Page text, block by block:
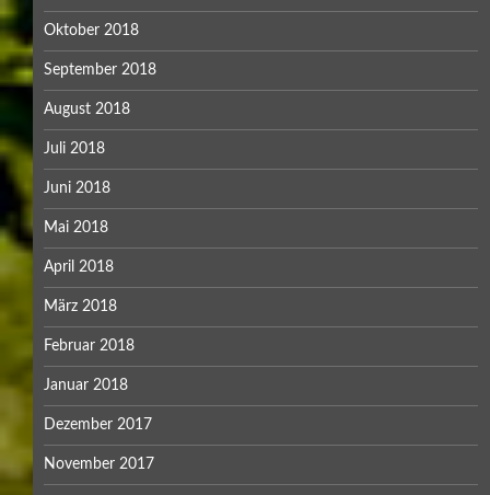
Oktober 2018
September 2018
August 2018
Juli 2018
Juni 2018
Mai 2018
April 2018
März 2018
Februar 2018
Januar 2018
Dezember 2017
November 2017